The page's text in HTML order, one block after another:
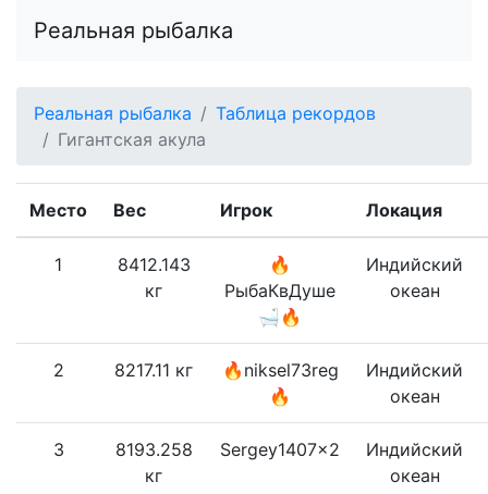
Реальная рыбалка
Реальная рыбалка
Таблица рекордов
Гигантская акула
Место Вес Игрок Локация
1
8412.143
кг
🔥
РыбаКвДуше
🛁🔥
Индийский
океан
2 8217.11 кг
🔥niksel73reg
🔥
Индийский
океан
3
8193.258
кг
Sergey1407x2
Индийский
океан